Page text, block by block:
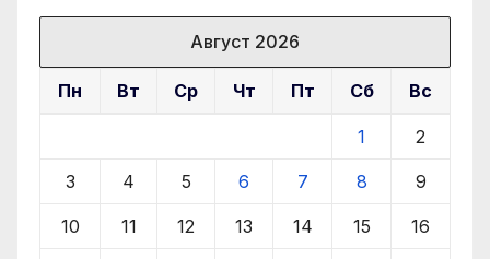
Август 2026
Пн Вт Ср Чт Пт Сб Вс
1 2
3 4 5 6 7 8 9
10 11 12 13 14 15 16